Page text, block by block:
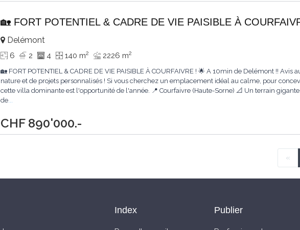
🏡 FORT POTENTIEL & CADRE DE VIE PAISIBLE À
CHF 890'000.-
Delémont
6 2 4 140 m2 2226 m2
🏡 FORT POTENTIEL & CADRE DE VIE PAISIBLE À COURFAIVRE ! 🌟 A 10min de Delémont !! Avis
nature et de projets personnalisés ! Si vous cherchez un emplacement idéal au calme, pour
cette villa dominante est l'opportunité de l'année. 📍 Courfaivre (Haute-Sorne) 📐 Un terrain
de...
«
Index Publier